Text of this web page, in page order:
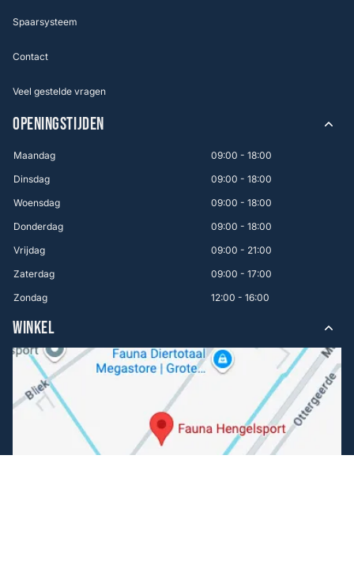
Spaarsysteem
Contact
Veel gestelde vragen
OPENINGSTIJDEN
Maandag
09:00 - 18:00
Dinsdag
09:00 - 18:00
Woensdag
09:00 - 18:00
Donderdag
09:00 - 18:00
Vrijdag
09:00 - 21:00
Zaterdag
09:00 - 17:00
Zondag
12:00 - 16:00
WINKEL